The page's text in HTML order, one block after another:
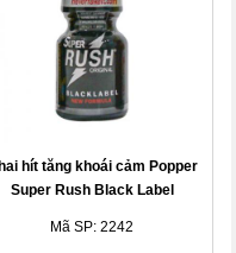
hít tăng khoái cảm Popper
Super Rush Black Label
Mã SP: 2242